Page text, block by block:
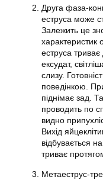
Друга фаза-
еструса може
Залежить це
характеристик
еструса триває
ексудат,
слизу.
поведінкою.
піднімає зад.
проводить по
видно
Вихід
відбувається
триває
Метаеструс-